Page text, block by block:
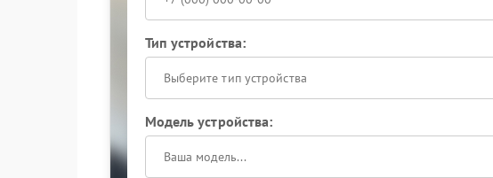
Тип устройства:
Выберите тип устройства
Модель устройства: